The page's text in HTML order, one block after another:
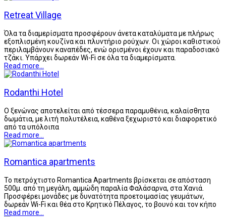
Retreat Village
Όλα τα διαμερίσματα προσφέρουν άνετα καταλύματα με πλήρως
εξοπλισμένη κουζίνα και πλυντήριο ρούχων. Οι χώροι καθιστικού
περιλαμβάνουν καναπέδες, ενώ ορισμένοι έχουν και παραδοσιακό
τζάκι. Υπάρχει δωρεάν Wi-Fi σε όλα τα διαμερίσματα.
Read more...
Rodanthi Hotel
Ο ξενώνας αποτελείται από τέσσερα παραμυθένια, καλαίσθητα
δωμάτια, με λιτή πολυτέλεια, καθένα ξεχωριστό και διαφορετικό
από τα υπόλοιπα
Read more...
Romantica apartments
Το πετρόχτιστο Romantica Apartments βρίσκεται σε απόσταση
500μ. από τη μεγάλη, αμμώδη παραλία Φαλάσαρνα, στα Χανιά.
Προσφέρει μονάδες με δυνατότητα προετοιμασίας γευμάτων,
δωρεάν Wi-Fi και θέα στο Κρητικό Πέλαγος, το βουνό και τον κήπο
Read more...